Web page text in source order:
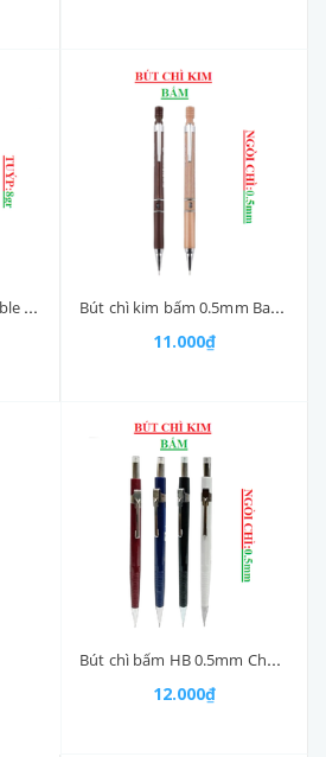
Keo khô Glue Stick Double A thỏi 8gr Bút chì kim bấm 0.5mm Baoke simple ZD107
11.000₫
Bút chì bấm HB 0.5mm Chosch CS-311
12.000₫